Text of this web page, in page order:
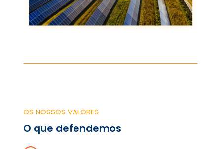
OS NOSSOS VALORES
O que defendemos